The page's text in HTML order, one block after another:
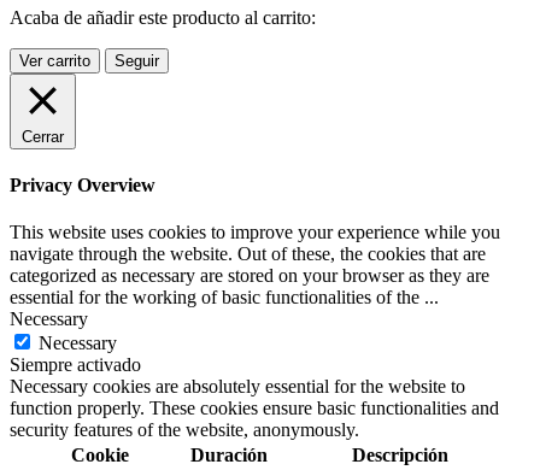
Acaba de añadir este producto al carrito:
Ver carrito Seguir
Cerrar
Privacy Overview
This website uses cookies to improve your experience while you
navigate through the website. Out of these, the cookies that are
categorized as necessary are stored on your browser as they are
essential for the working of basic functionalities of the ...
Necessary
Necessary
Siempre activado
Necessary cookies are absolutely essential for the website to
function properly. These cookies ensure basic functionalities and
security features of the website, anonymously.
Cookie
Duración Descripción